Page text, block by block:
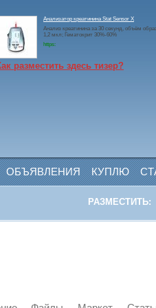
Анализатор креатинина Stat Sensor X
Анализ креатинина за 30 секунд, объём
1,2 мкл; Гематокрит 30%-60%
https:
разместить здесь тизер?
ОБЪЯВЛЕНИЯ КУПЛЮ
РАЗМЕСТИТЬ: